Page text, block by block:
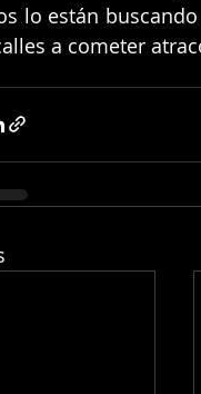
lo están
a cometer